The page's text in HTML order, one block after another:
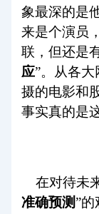
象最深的是
来是个演员
联，但还是
应”。从各
摄的电影和
事实真的是
在对待未
准确预测”